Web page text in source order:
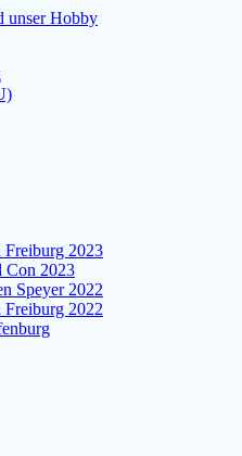
2023
Con 2023
Speyer 2022
2022